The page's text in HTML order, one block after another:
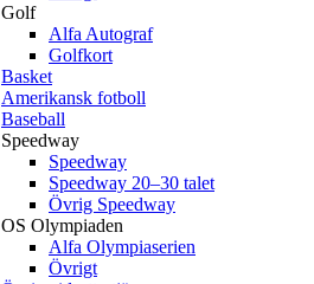
Golf
Alfa Autograf
Golfkort
Basket
Amerikansk fotboll
Baseball
Speedway
Speedway
Speedway 20–30 talet
Övrig Speedway
OS Olympiaden
Alfa Olympiaserien
Övrigt